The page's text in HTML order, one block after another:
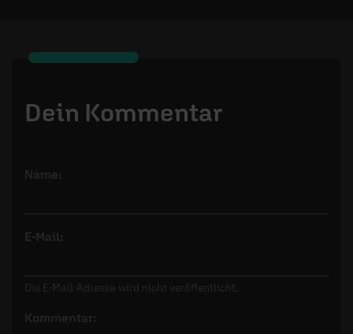
Dein Kommentar
Name:
E-Mail:
Die E-Mail-Adresse wird nicht veröffentlicht.
Kommentar: